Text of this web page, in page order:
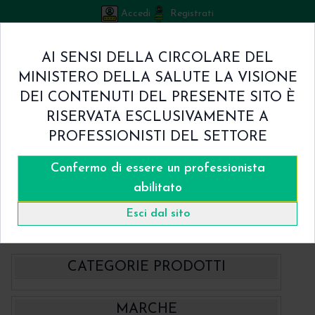
Accedi Registrati
Bicuspid
Home
Shop
Termini & Condizioni
Contatti
Carrello
Catalogo
Home Catalogo
- Chiodini e Viti per Membrane MCTBIO
Chiodini in titanio per membrane MCTBIO
CATEGORIE PRODOTTI
MARCHE
AI SENSI DELLA CIRCOLARE DEL
MINISTERO DELLA SALUTE LA VISIONE
DEI CONTENUTI DEL PRESENTE SITO È
RISERVATA ESCLUSIVAMENTE A
PROFESSIONISTI DEL SETTORE
Esci dal sito
Confermo di essere un professionista
abilitato